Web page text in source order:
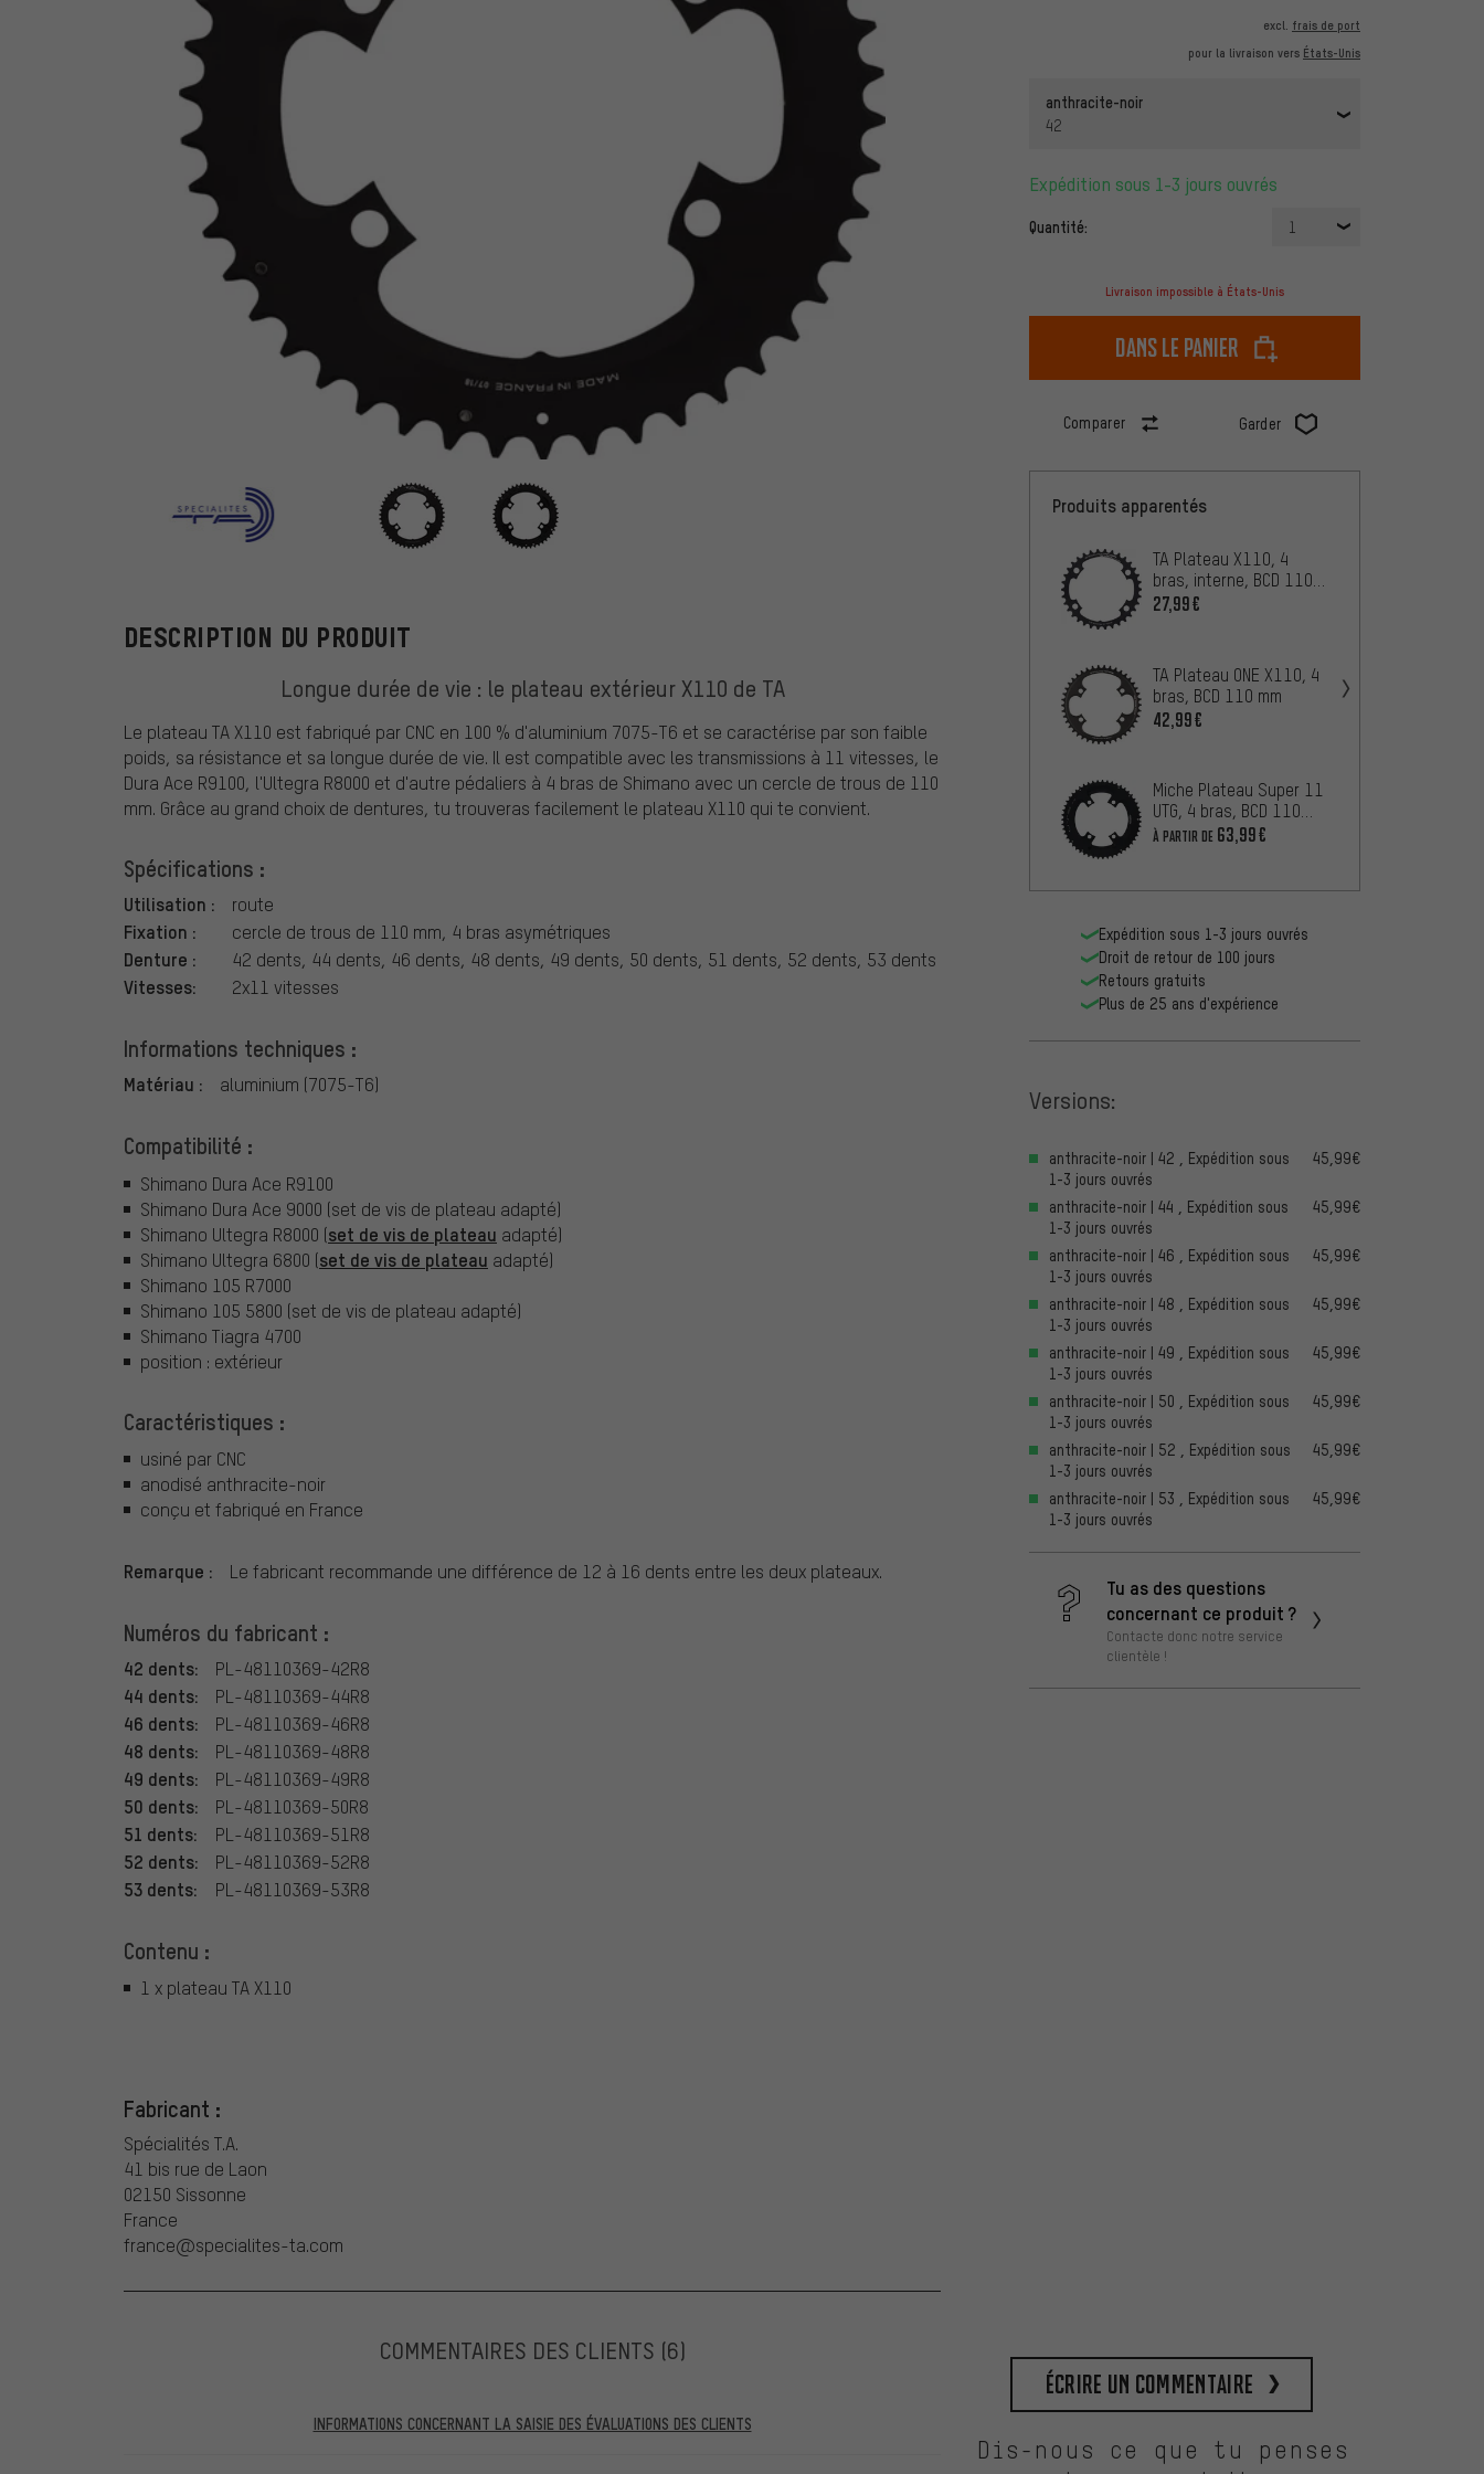
excl. frais de port
pour la livraison vers États-Unis
anthracite-noir
42
Expédition sous 1-3 jours ouvrés
Quantité: 1
Livraison impossible à États-Unis
dans le panier
Comparer Garder
DESCRIPTION DU PRODUIT
Longue durée de vie : le plateau extérieur X110 de TA
Le plateau TA X110 est fabriqué par CNC en 100 % d'aluminium 7075-T6 et se caractérise par son faible
poids, sa résistance et sa longue durée de vie. Il est compatible avec les transmissions à 11 vitesses, le
Dura Ace R9100, l'Ultegra R8000 et d'autre pédaliers à 4 bras de Shimano avec un cercle de trous de 110
mm. Grâce au grand choix de dentures, tu trouveras facilement le plateau X110 qui te convient.
Spécifications :
Utilisation : route
Fixation : cercle de trous de 110 mm, 4 bras asymétriques
Denture : 42 dents, 44 dents, 46 dents, 48 dents, 49 dents, 50 dents, 51 dents, 52 dents, 53 dents
Vitesses: 2x11 vitesses
Informations techniques :
Matériau : aluminium (7075-T6)
Compatibilité :
Shimano Dura Ace R9100
Shimano Dura Ace 9000 (set de vis de plateau adapté)
Shimano Ultegra R8000 (set de vis de plateau adapté)
Shimano Ultegra 6800 (set de vis de plateau adapté)
Shimano 105 R7000
Shimano 105 5800 (set de vis de plateau adapté)
Shimano Tiagra 4700
position : extérieur
Caractéristiques :
usiné par CNC
anodisé anthracite-noir
conçu et fabriqué en France
Remarque : Le fabricant recommande une différence de 12 à 16 dents entre les deux plateaux.
Numéros du fabricant :
42 dents: PL-48110369-42R8
44 dents: PL-48110369-44R8
46 dents: PL-48110369-46R8
48 dents: PL-48110369-48R8
49 dents: PL-48110369-49R8
50 dents: PL-48110369-50R8
51 dents: PL-48110369-51R8
52 dents: PL-48110369-52R8
53 dents: PL-48110369-53R8
Contenu :
1 x plateau TA X110
Fabricant :
Spécialités T.A.
41 bis rue de Laon
02150 Sissonne
France
france@specialites-ta.com
Produits apparentés
TA Plateau X110, 4
bras, interne, BCD 110
mm
27,99€
TA Plateau ONE X110, 4
bras, BCD 110 mm
42,99€
Miche Plateau Super 11
UTG, 4 bras, BCD 110
mm
À PARTIR DE 63,99€
Expédition sous 1-3 jours ouvrés
Droit de retour de 100 jours
Retours gratuits
Plus de 25 ans d'expérience
Versions:
anthracite-noir | 42 , Expédition sous
1-3 jours ouvrés
45,99€
anthracite-noir | 44 , Expédition sous
1-3 jours ouvrés
45,99€
anthracite-noir | 46 , Expédition sous
1-3 jours ouvrés
45,99€
anthracite-noir | 48 , Expédition sous
1-3 jours ouvrés
45,99€
anthracite-noir | 49 , Expédition sous
1-3 jours ouvrés
45,99€
anthracite-noir | 50 , Expédition sous
1-3 jours ouvrés
45,99€
anthracite-noir | 52 , Expédition sous
1-3 jours ouvrés
45,99€
anthracite-noir | 53 , Expédition sous
1-3 jours ouvrés
45,99€
Tu as des questions
concernant ce produit ?
Contacte donc notre service
clientèle !
COMMENTAIRES DES CLIENTS (6)
INFORMATIONS CONCERNANT LA SAISIE DES ÉVALUATIONS DES CLIENTS
Écrire un commentaire
Dis-nous ce que tu penses